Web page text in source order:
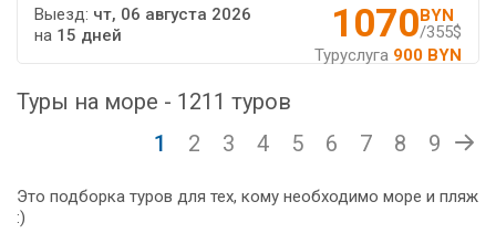
1070BYN
/355$
Туруслуга 900 BYN
Выезд: чт, 06 августа 2026
на 15 дней
Туры на море - 1211 туров
1
2 3 4 5 6 7 8 9
Это подборка туров для тех, кому необходимо море и пляж
:)